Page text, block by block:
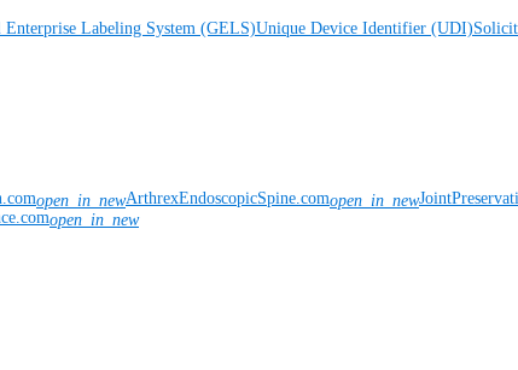
Enterprise Labeling System (GELS)Unique Device Identifier (UDI)
open_in_newArthrexEndoscopicSpine.comopen_in_new
open_in_new